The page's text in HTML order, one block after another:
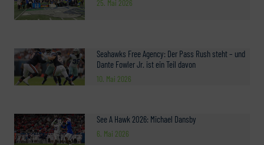
25. Mai 2026
Seahawks Free Agency: Der Pass Rush steht – und
Dante Fowler Jr. ist ein Teil davon
10. Mai 2026
See A Hawk 2026: Michael Dansby
6. Mai 2026